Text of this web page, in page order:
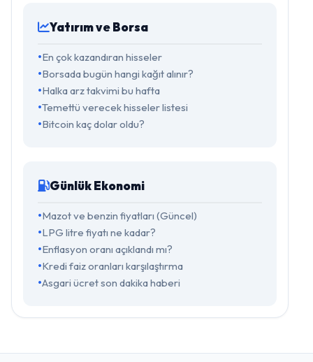
Yatırım ve Borsa
En çok kazandıran hisseler
Borsada bugün hangi kağıt alınır?
Halka arz takvimi bu hafta
Temettü verecek hisseler listesi
Bitcoin kaç dolar oldu?
Günlük Ekonomi
Mazot ve benzin fiyatları (Güncel)
LPG litre fiyatı ne kadar?
Enflasyon oranı açıklandı mı?
Kredi faiz oranları karşılaştırma
Asgari ücret son dakika haberi